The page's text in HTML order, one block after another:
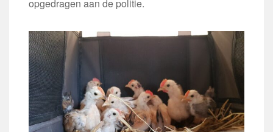
opgedragen aan de politie.